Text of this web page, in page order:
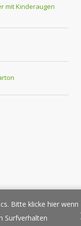
mit Kinderaugen
Sponsoring
Bitte klicke hier wenn
Surfverhalten